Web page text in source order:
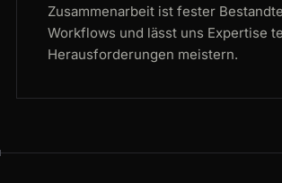
Zusammenarbeit ist fester
Workflows und lässt uns Expertise
Herausforderungen meistern.